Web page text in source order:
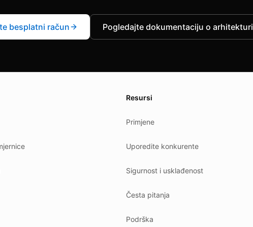
besplatni račun Pogledajte dokumentaciju o arhitekturi
Resursi
Primjene
Uporedite konkurente
Sigurnost i usklađenost
Česta pitanja
Podrška